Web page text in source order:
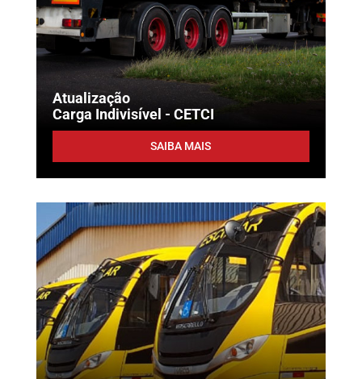
Atualização
Carga Indivisível - CETCI
SAIBA MAIS